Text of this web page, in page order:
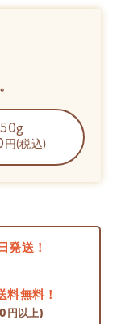
円(税込)
発送！
料無料！
円以上)